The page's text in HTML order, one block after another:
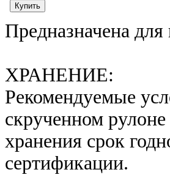
Предназначена
ХРАНЕНИЕ:
Рекомендуемые
скрученном
хранения срок
сертификации.